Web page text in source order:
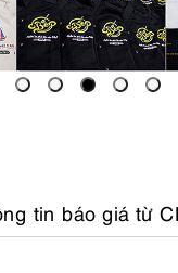
tin báo giá từ